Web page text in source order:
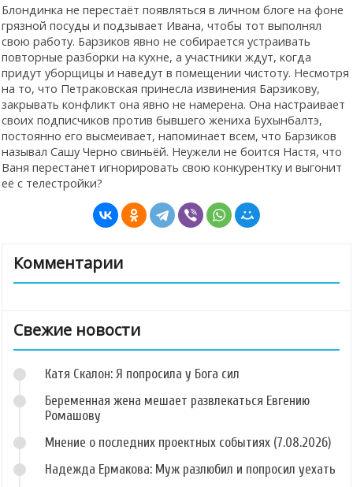
Блондинка не перестаёт появляться в личном блоге на фоне
грязной посуды и подзывает Ивана, чтобы тот выполнял
свою работу. Барзиков явно не собирается устраивать
повторные разборки на кухне, а участники ждут, когда
придут уборщицы и наведут в помещении чистоту. Несмотря
на то, что Петраковская принесла извинения Барзикову,
закрывать конфликт она явно не намерена. Она настраивает
своих подписчиков против бывшего жениха Бухынбалтэ,
постоянно его высмеивает, напоминает всем, что Барзиков
называл Сашу Черно свиньёй. Неужели не боится Настя, что
Ваня перестанет игнорировать свою конкурентку и выгонит
её с телестройки?
Комментарии
Свежие новости
Катя Скалон: Я попросила у Бога сил
Беременная жена мешает развлекаться Евгению
Ромашову
Мнение о последних проектных событиях (7.08.2026)
Надежда Ермакова: Муж разлюбил и попросил уехать